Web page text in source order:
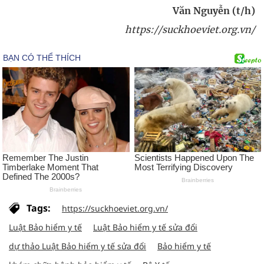
Văn Nguyễn (t/h)
https://suckhoeviet.org.vn/
Tags:
https://suckhoeviet.org.vn/
Luật Bảo hiểm y tế
Luật Bảo hiểm y tế sửa đổi
dự thảo Luật Bảo hiểm y tế sửa đổi
Bảo hiểm y tế